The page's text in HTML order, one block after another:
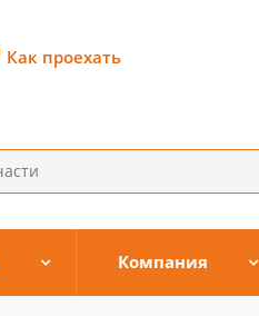
Как проехать
Компания